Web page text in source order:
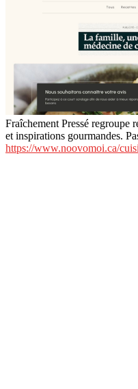
Fraîchement Pressé regroupe
et inspirations gourmandes.
https://www.noovomoi.ca/